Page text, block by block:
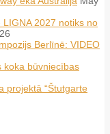
2027 notiks no
Berlīnē: VIDEO
koka būvniecības
projektā “Štutgarte